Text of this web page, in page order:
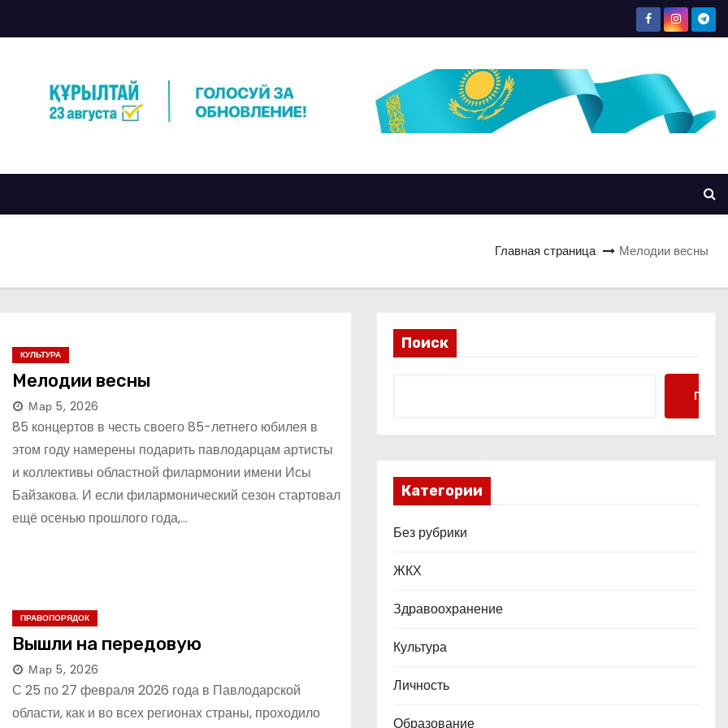
Главная страница Мелодии весны
КУЛЬТУРА
Мелодии весны
Мар 5, 2026
85 концертов в честь своего 85-летнего юбилея в
этом году намерены подарить павлодарцам артисты
и коллективы областной филармонии имени Исы
Байзакова. И если филармонический сезон стартовал
ещё осенью прошлого года,…
ПРАВОПОРЯДОК
Вышли на передовую
Мар 5, 2026
С 25 по 27 февраля 2026 года в Павлодарской
области, как и во всех регионах страны, проходило
Поиск
Поиск
Категории
Без рубрики
ЖКХ
Здравоохранение
Культура
Личность
Образование